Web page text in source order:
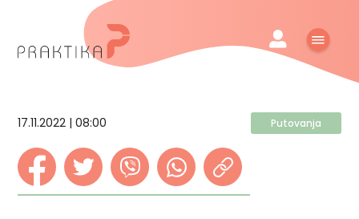
17.11.2022 | 08:00 Putovanja